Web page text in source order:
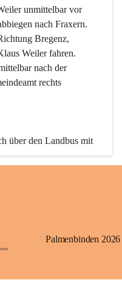
unmittelbar vor
nach Fraxern.
Bregenz,
Weiler fahren.
nach der
rechts
über den Landbus mit
erreichen. Die Linie
können Sie bequem
Zeit zu Ihrer
kommend nach
Palmenbinden 2026